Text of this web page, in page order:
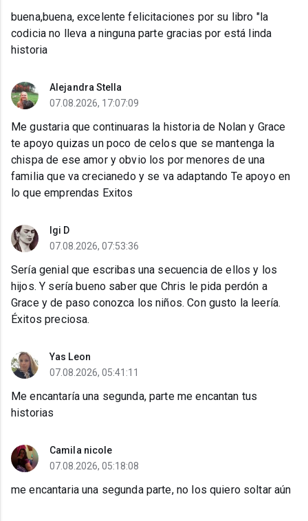
buena,buena, excelente felicitaciones por su libro "la
codicia no lleva a ninguna parte gracias por está linda
historia
Alejandra Stella
07.08.2026, 17:07:09
Me gustaria que continuaras la historia de Nolan y Grace
te apoyo quizas un poco de celos que se mantenga la
chispa de ese amor y obvio los por menores de una
familia que va crecianedo y se va adaptando Te apoyo en
lo que emprendas Exitos
Igi D
07.08.2026, 07:53:36
Sería genial que escribas una secuencia de ellos y los
hijos. Y sería bueno saber que Chris le pida perdón a
Grace y de paso conozca los niños. Con gusto la leería.
Éxitos preciosa.
Yas Leon
07.08.2026, 05:41:11
Me encantaría una segunda, parte me encantan tus
historias
Camila nicole
07.08.2026, 05:18:08
me encantaria una segunda parte, no los quiero soltar aún